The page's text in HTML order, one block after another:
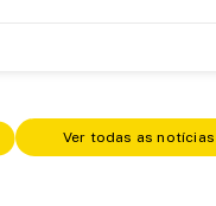
Ver todas as notícias